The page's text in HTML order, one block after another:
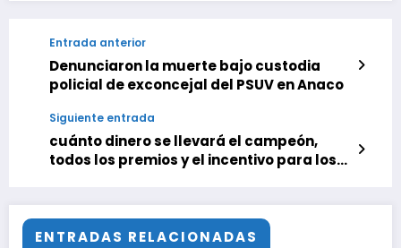
Entrada anterior
Denunciaron la muerte bajo custodia
policial de exconcejal del PSUV en Anaco
Siguiente entrada
cuánto dinero se llevará el campeón,
todos los premios y el incentivo para los
ENTRADAS RELACIONADAS